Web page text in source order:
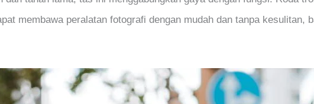
membawa peralatan fotografi dengan mudah dan tanpa kesulitan,